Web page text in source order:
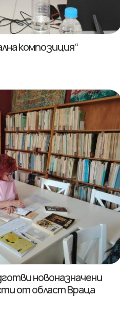
композиция“
новоназначени
от област Враца